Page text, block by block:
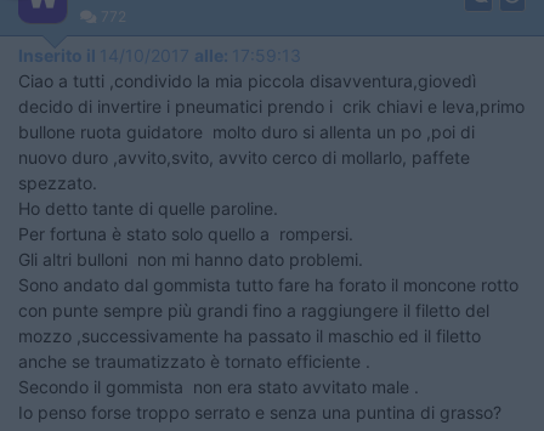
772
Inserito il 14/10/2017 alle: 17:59:13
Ciao a tutti ,condivido la mia piccola disavventura,giovedì
decido di invertire i pneumatici prendo i crik chiavi e leva,primo
bullone ruota guidatore molto duro si allenta un po ,poi di
nuovo duro ,avvito,svito, avvito cerco di mollarlo, paffete
spezzato.
Ho detto tante di quelle paroline.
Per fortuna è stato solo quello a rompersi.
Gli altri bulloni non mi hanno dato problemi.
Sono andato dal gommista tutto fare ha forato il moncone rotto
con punte sempre più grandi fino a raggiungere il filetto del
mozzo ,successivamente ha passato il maschio ed il filetto
anche se traumatizzato è tornato efficiente .
Secondo il gommista non era stato avvitato male .
Io penso forse troppo serrato e senza una puntina di grasso?